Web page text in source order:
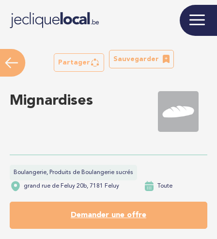
Partager
Sauvegarder
Mignardises
Boulangerie, Produits de Boulangerie sucrés
grand rue de Feluy 20b, 7181 Feluy Toute
Demander une offre